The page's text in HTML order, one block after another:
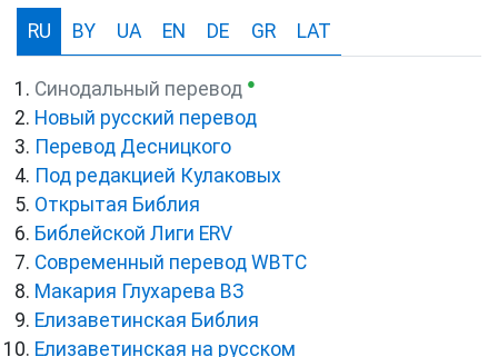
RU BY UA EN DE GR LAT
Синодальный перевод ●
Новый русский перевод
Перевод Десницкого
Под редакцией Кулаковых
Открытая Библия
Библейской Лиги ERV
Cовременный перевод WBTC
Макария Глухарева ВЗ
Елизаветинская Библия
Елизаветинская на русском